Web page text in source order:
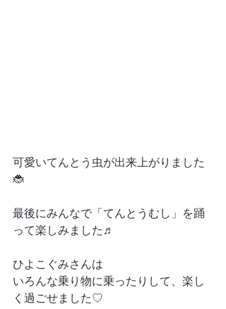
可愛いてんとう虫が出来上がりました
🐞
最後にみんなで「てんとうむし」を踊
って楽しみました♬
ひよこぐみさんは
いろんな乗り物に乗ったりして、楽し
く過ごせました♡